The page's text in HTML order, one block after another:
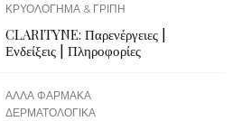
ΚΡΥΟΛΟΓΗΜΑ & ΓΡΙΠΗ
CLARITYNE: Παρενέργειες |
Ενδείξεις | Πληροφορίες
ΑΛΛΑ ΦΑΡΜΑΚΑ
ΔΕΡΜΑΤΟΛΟΓΙΚΑ